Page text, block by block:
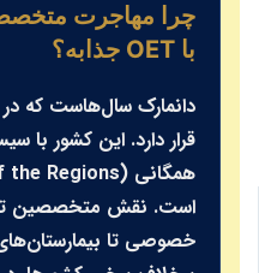
چرا مهاجرت
دانمارک سال‌هاست که در
قرار دارد. این کشور با
است. نقش متخصصین تغذیه
خصوصی تا بیمارستان‌های